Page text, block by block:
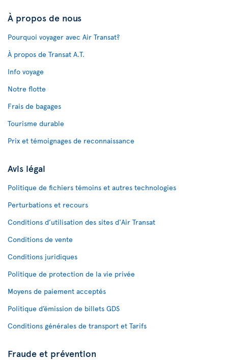
À propos de nous
Pourquoi voyager avec Air Transat?
À propos de Transat A.T.
Info voyage
Notre flotte
Frais de bagages
Tourisme durable
Prix et témoignages de reconnaissance
Avis légal
Politique de fichiers témoins et autres technologies
Perturbations et recours
Conditions d’utilisation des sites d'Air Transat
Conditions de vente
Conditions juridiques
Politique de protection de la vie privée
Moyens de paiement acceptés
Politique d’émission de billets GDS
Conditions générales de transport et Tarifs
Fraude et prévention